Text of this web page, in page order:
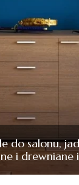
do salonu,
i drewniane